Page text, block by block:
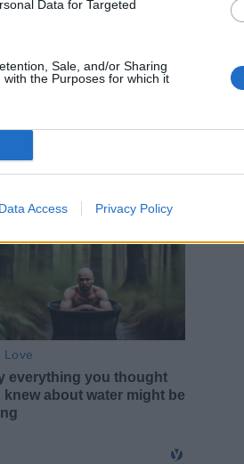
Data for Targeted
Sale, and/or Sharing
the Purposes for which it
Data Access Privacy Policy